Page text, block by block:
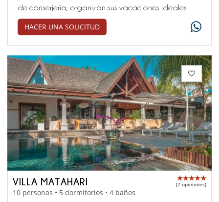
de conserjería, organizan sus vacaciones ideales
HACER UNA SOLICITUD
VILLA MATAHARI (2 opiniones)
10 personas • 5 dormitorios • 4 baños